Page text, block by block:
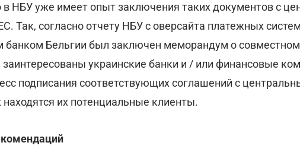
в НБУ уже имеет опыт заключения таких документов с
Так, согласно отчету НБУ с оверсайта платежных
Бельгии был заключен меморандум о
украинские банки и / или финансовые
подписания соответствующих соглашений с
их потенциальные клиенты.